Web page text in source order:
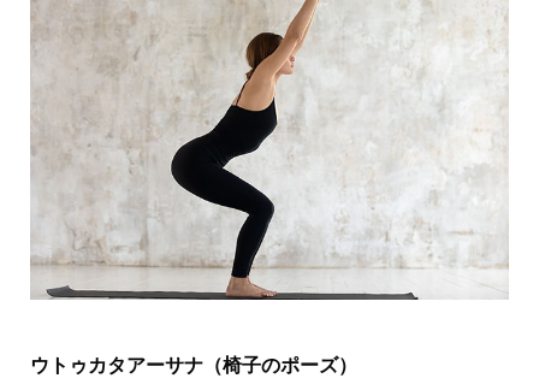
ウトゥカタアーサナ（椅子のポーズ）